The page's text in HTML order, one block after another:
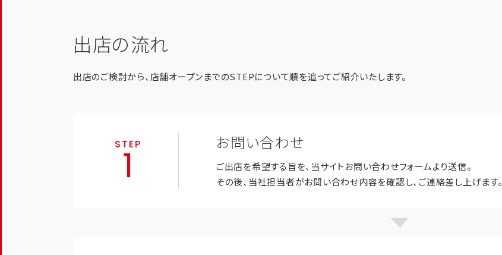
出店の流れ
出店のご検討から、店舗オープンまでのSTEPについて順を追ってご紹介いたします。​
STEP お問い合わせ
ご出店を希望する旨を、当サイトお問い合わせフォームより送信。
その後、当社担当者がお問い合わせ内容を確認し、ご連絡差し上げます。